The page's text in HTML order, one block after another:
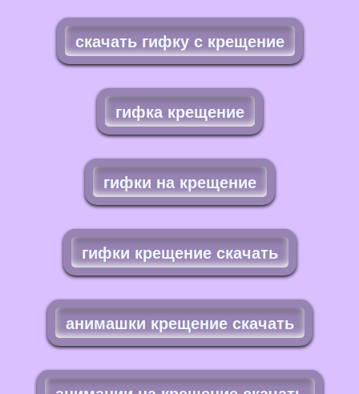
скачать гифку с крещение
гифка крещение
гифки на крещение
гифки крещение скачать
анимашки крещение скачать